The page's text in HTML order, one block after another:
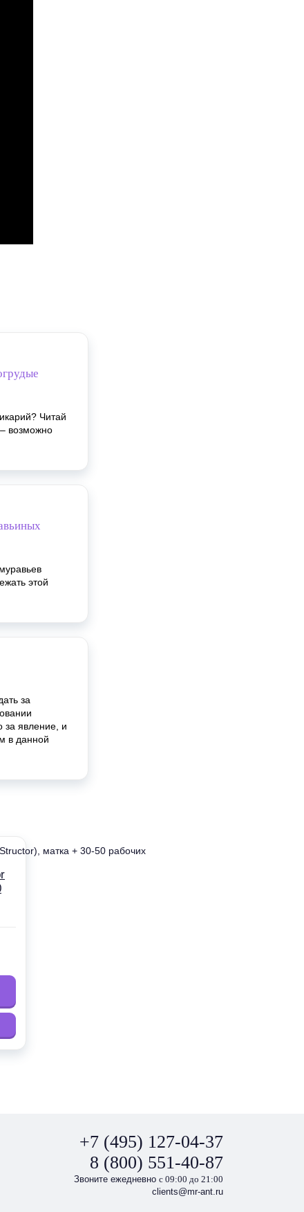
Читай
возможно
этой
за
за явление, и
в данной
+7 (495) 127-04-37
8 (800) 551-40-87
Звоните ежедневно с 09:00 до 21:00
clients@mr-ant.ru